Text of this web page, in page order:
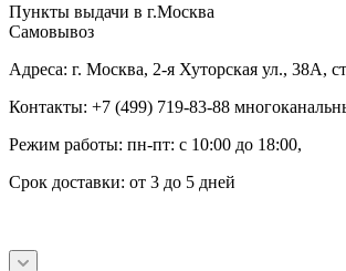
Пункты выдачи в г.Москва
Самовывоз
Адреса: г. Москва, 2-я Хуторская ул., 38А,
Контакты: +7 (499) 719-83-88
Режим работы: пн-пт: с 10:00 до 18:00,
Срок доставки: от 3 до 5 дней